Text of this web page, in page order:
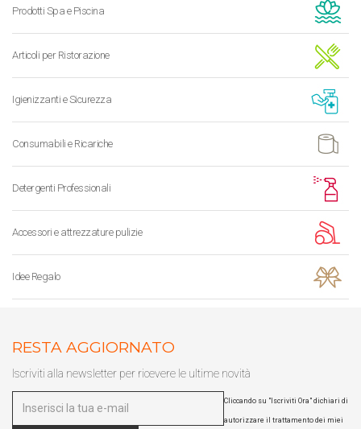
Prodotti Spa e Piscina
Articoli per Ristorazione
Igienizzanti e Sicurezza
Consumabili e Ricariche
Detergenti Professionali
Accessori e attrezzature pulizie
Idee Regalo
RESTA AGGIORNATO
Iscriviti alla newsletter per ricevere le ultime novità
Cliccando su "Iscriviti Ora" dichiari di
autorizzare il trattamento dei miei